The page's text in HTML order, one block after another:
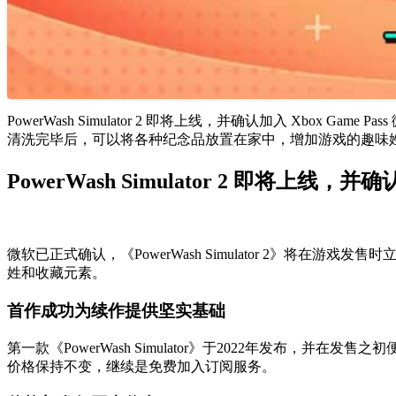
PowerWash Simulator 2 即将上线，并确认加入 Xbox Game
清洗完毕后，可以将各种纪念品放置在家中，增加游戏的趣味
PowerWash Simulator 2 即将上线，并确
微软已正式确认，《PowerWash Simulator 2》将在游戏发售时
姓和收藏元素。
首作成功为续作提供坚实基础
第一款《PowerWash Simulator》于2022年发布，并在发售之
价格保持不变，继续是免费加入订阅服务。